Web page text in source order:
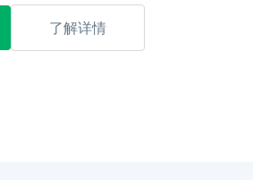
了解详情